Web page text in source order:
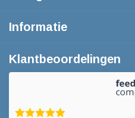
Informatie
Klantbeoordelingen